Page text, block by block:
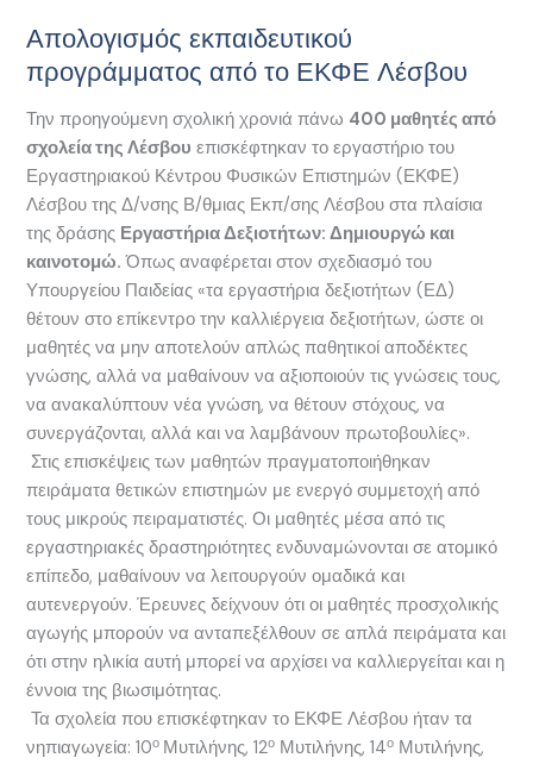
Απολογισμός εκπαιδευτικού
προγράμματος από το ΕΚΦΕ Λέσβου
Την προηγούμενη σχολική χρονιά πάνω 400 μαθητές από
σχολεία της Λέσβου επισκέφτηκαν το εργαστήριο του
Εργαστηριακού Κέντρου Φυσικών Επιστημών (ΕΚΦΕ)
Λέσβου της Δ/νσης Β/θμιας Εκπ/σης Λέσβου στα πλαίσια
της δράσης Εργαστήρια Δεξιοτήτων: Δημιουργώ και
καινοτομώ. Όπως αναφέρεται στον σχεδιασμό του
Υπουργείου Παιδείας «τα εργαστήρια δεξιοτήτων (ΕΔ)
θέτουν στο επίκεντρο την καλλιέργεια δεξιοτήτων, ώστε οι
μαθητές να μην αποτελούν απλώς παθητικοί αποδέκτες
γνώσης, αλλά να μαθαίνουν να αξιοποιούν τις γνώσεις τους,
να ανακαλύπτουν νέα γνώση, να θέτουν στόχους, να
συνεργάζονται, αλλά και να λαμβάνουν πρωτοβουλίες».
Στις επισκέψεις των μαθητών πραγματοποιήθηκαν
πειράματα θετικών επιστημών με ενεργό συμμετοχή από
τους μικρούς πειραματιστές. Οι μαθητές μέσα από τις
εργαστηριακές δραστηριότητες ενδυναμώνονται σε ατομικό
επίπεδο, μαθαίνουν να λειτουργούν ομαδικά και
αυτενεργούν. Έρευνες δείχνουν ότι οι μαθητές προσχολικής
αγωγής μπορούν να ανταπεξέλθουν σε απλά πειράματα και
ότι στην ηλικία αυτή μπορεί να αρχίσει να καλλιεργείται και η
έννοια της βιωσιμότητας.
Τα σχολεία που επισκέφτηκαν το ΕΚΦΕ Λέσβου ήταν τα
νηπιαγωγεία: 10ο Μυτιλήνης, 12ο Μυτιλήνης, 14ο Μυτιλήνης,